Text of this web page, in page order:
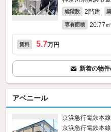
総階数 2階建
専有面積 20.77㎡
賃料 5.7万円
新着の物
アベニール
京浜急行電鉄本
京浜急行電鉄本